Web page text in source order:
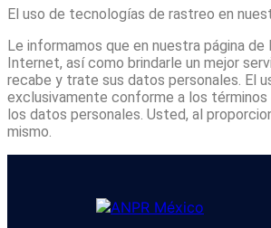
El uso de tecnologías de rastreo en
Le informamos que en nuestra página
Internet, así como brindarle un mejor
recabe y trate sus datos personales. El
exclusivamente conforme a los
los datos personales. Usted, al
mismo.